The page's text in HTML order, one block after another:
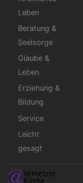
Leben
Beratung &
Seelsorge
Glaube &
Leben
Erziehung &
Bildung
Service
Leicht
gesagt